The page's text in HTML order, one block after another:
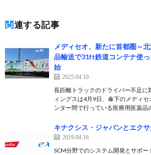
関連する記事
メディセオ、新たに首都圏～
品輸送で31ft鉄道コンテナ使
始
2025.04.10
長距離トラックのドライバー不足に
ィングスは4月9日、傘下のメディ
ンター間で行っている医療用医薬品
キナクシス・ジャパンとエク
2019.04.16
SCM分野でのシステム開発とサポー